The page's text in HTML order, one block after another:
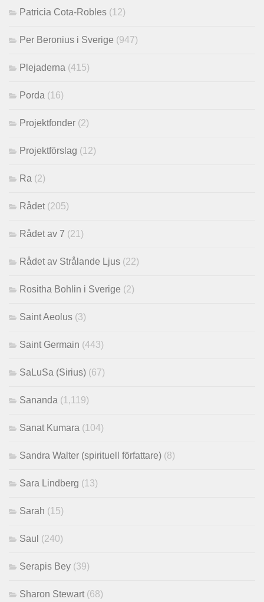
Patricia Cota-Robles (12)
Per Beronius i Sverige (947)
Plejaderna (415)
Porda (16)
Projektfonder (2)
Projektförslag (12)
Ra (2)
Rådet (205)
Rådet av 7 (21)
Rådet av Strålande Ljus (22)
Rositha Bohlin i Sverige (2)
Saint Aeolus (3)
Saint Germain (443)
SaLuSa (Sirius) (67)
Sananda (1,119)
Sanat Kumara (104)
Sandra Walter (spirituell författare) (8)
Sara Lindberg (13)
Sarah (15)
Saul (240)
Serapis Bey (39)
Sharon Stewart (68)